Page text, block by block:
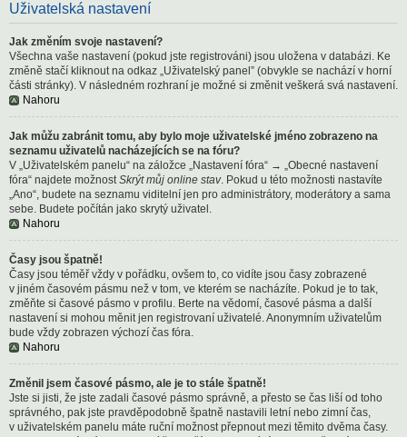
Uživatelská nastavení
Jak změním svoje nastavení?
Všechna vaše nastavení (pokud jste registrováni) jsou uložena v databázi. Ke
změně stačí kliknout na odkaz „Uživatelský panel” (obvykle se nachází v horní
části stránky). V následném rozhraní je možné si změnit veškerá svá nastavení.
Nahoru
Jak můžu zabránit tomu, aby bylo moje uživatelské jméno zobrazeno na
seznamu uživatelů nacházejících se na fóru?
V „Uživatelském panelu“ na záložce „Nastavení fóra“ → „Obecné nastavení
fóra“ najdete možnostSkrýt můj online stav. Pokud u této možnosti nastavíte
„Ano“, budete na seznamu viditelní jen pro administrátory, moderátory a sama
sebe. Budete počítán jako skrytý uživatel.
Nahoru
Časy jsou špatně!
Časy jsou téměř vždy v pořádku, ovšem to, co vidíte jsou časy zobrazené
v jiném časovém pásmu než v tom, ve kterém se nacházíte. Pokud je to tak,
změňte si časové pásmo v profilu. Berte na vědomí, časové pásma a další
nastavení si mohou měnit jen registrovaní uživatelé. Anonymním uživatelům
bude vždy zobrazen výchozí čas fóra.
Nahoru
Změnil jsem časové pásmo, ale je to stále špatně!
Jste si jisti, že jste zadali časové pásmo správně, a přesto se čas liší od toho
správného, pak jste pravděpodobně špatně nastavili letní nebo zimní čas,
v uživatelském panelu máte ruční možnost přepnout mezi těmito dvěma časy.